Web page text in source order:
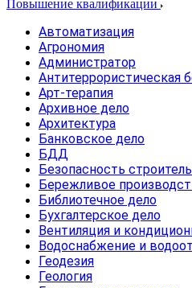
Повышение квалификации
Автоматизация
Агрономия
Администратор
Антитеррористическая
Арт-терапия
Архивное дело
Архитектура
Банковское дело
БДД
Безопасность
Бережливое
Библиотечное дело
Бухгалтерское дело
Вентиляция и
Водоснабжение и
Геодезия
Геология